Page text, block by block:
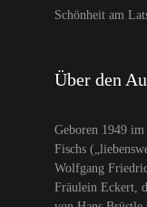
Schönheit am
Über den
Geboren 1949
Fischs
Wolfgang
Fräulein Eckert,